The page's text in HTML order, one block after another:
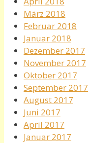
März 2018
Februar 2018
Januar 2018
Dezember 2017
November 2017
Oktober 2017
September 2017
August 2017
Juni 2017
April 2017
Januar 2017